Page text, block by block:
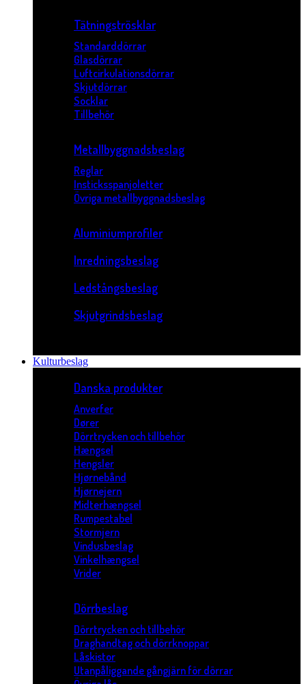
Tätningströsklar
Standarddörrar
Glasdörrar
Luftcirkulationsdörrar
Skjutdörrar
Socklar
Tillbehör
Metallbyggnadsbeslag
Reglar
Insticksspanjoletter
Övriga metallbyggnadsbeslag
Aluminiumprofiler
Inredningsbeslag
Ledstångsbeslag
Skjutgrindsbeslag
Kulturbeslag
Danska produkter
Anverfer
Dører
Dörrtrycken och tillbehör
Hængsel
Hengsler
Hjørnebånd
Hjørnejern
Midterhængsel
Rumpestabel
Stormjern
Vindusbeslag
Vinkelhængsel
Vrider
Dörrbeslag
Dörrtrycken och tillbehör
Draghandtag och dörrknoppar
Låskistor
Utanpåliggande gångjärn för dörrar